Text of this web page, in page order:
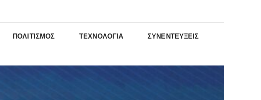
ΠΟΛΙΤΙΣΜΌΣ ΤΕΧΝΟΛΟΓΊΑ ΣΥΝΕΝΤΕΎΞΕΙΣ